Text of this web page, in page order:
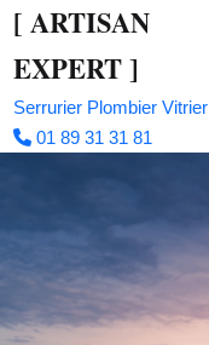
[ ARTISAN
EXPERT]
Serrurier Plombier Vitrier
01 89 31 31 81